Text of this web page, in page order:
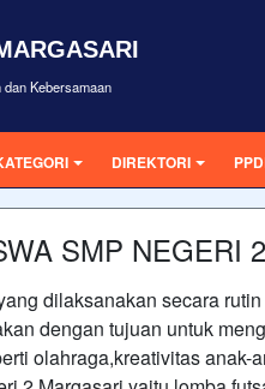
dan Kebersamaan
DIREKTORI
SMP NEGERI
dilaksanakan secara
dengan tujuan untuk
olahraga,kreativitas anak-